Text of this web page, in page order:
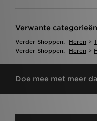
Verwante categorieën
Verder Shoppen: Heren >
Verder Shoppen:
Heren >
Doe mee met meer